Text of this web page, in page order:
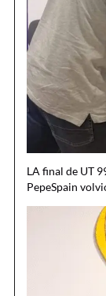
LA final de UT
PepeSpain